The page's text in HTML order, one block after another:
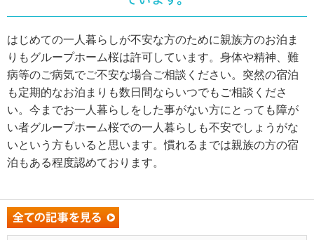
はじめての一人暮らしが不安な方のために親族方のお泊ま
りもグループホーム桜は許可しています。身体や精神、難
病等のご病気でご不安な場合ご相談ください。突然の宿泊
も定期的なお泊まりも数日間ならいつでもご相談くださ
い。今までお一人暮らしをした事がない方にとっても障が
い者グループホーム桜での一人暮らしも不安でしょうがな
いという方もいると思います。慣れるまでは親族の方の宿
泊もある程度認めております。